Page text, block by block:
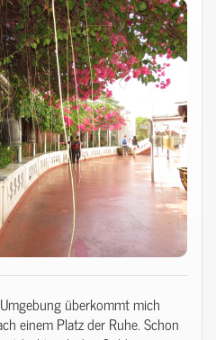
überkommt mich
einem Platz der Ruhe. Schon